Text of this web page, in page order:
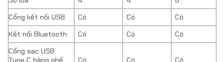
Cổng kết nối USB
Có Có
Có
Kết nối Bluetooth
Có Có
Có
Cổng sạc USB
Type C hàng ghế
Có Có Có